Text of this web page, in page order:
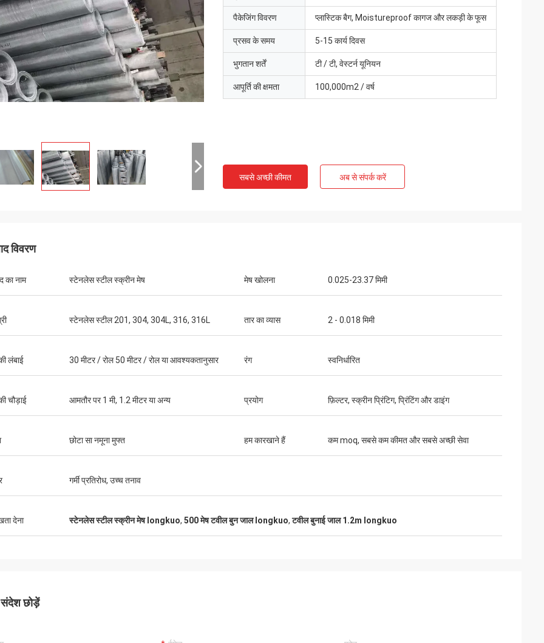
जॉर्ज
पैकेजिंग विवरण प्लास्टिक बैग, Moistureproof कागज और लकड़ी के फूस
प्रसव के समय 5-15 कार्य दिवस
भुगतान शर्तें टी / टी, वेस्टर्न यूनियन
आपूर्ति की क्षमता 100,000m2 / वर्ष
सबसे अच्छी कीमत अब से संपर्क करें
विवरण
का नाम स्टेनलेस स्टील स्क्रीन मेष मेष खोलना 0.025-23.37 मिमी
स्टेनलेस स्टील 201, 304, 304L, 316, 316L तार का व्यास 2 - 0.018 मिमी
लंबाई 30 मीटर / रोल 50 मीटर / रोल या आवश्यकतानुसार रंग स्वनिर्धारित
चौड़ाई आमतौर पर 1 मी, 1.2 मीटर या अन्य प्रयोग फ़िल्टर, स्क्रीन प्रिंटिग, प्रिंटिंग और डाइंग
छोटा सा नमूना मुफ्त हम कारखाने हैं कम moq, सबसे कम कीमत और सबसे अच्छी सेवा
गर्मी प्रतिरोध, उच्च तनाव
देना स्टेनलेस स्टील स्क्रीन मेष longkuo, 500 मेष टवील बुन जाल longkuo,टवील बुनाई जाल 1.2m longkuo
छोड़ें